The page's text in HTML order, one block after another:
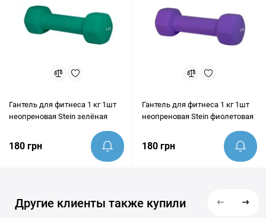
Гантель для фитнеса 1 кг 1шт
неопреновая Stein зелёная
180 грн
Гантель для фитнеса 1 кг 1шт
неопреновая Stein фиолетовая
180 грн
Другие клиенты также купили